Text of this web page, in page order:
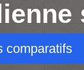
comparatifs